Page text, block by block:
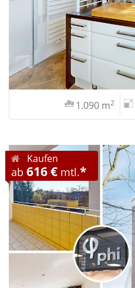
1.090 m2
Kaufen
ab 616 € mtl.*